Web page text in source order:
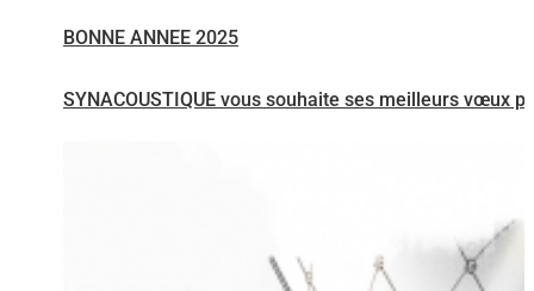
BONNE ANNEE 2025
SYNACOUSTIQUE vous souhaite ses meilleurs vœux